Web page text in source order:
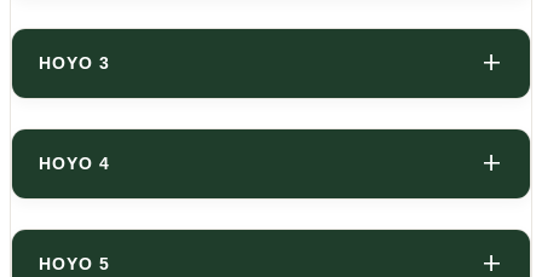
HOYO 3
HOYO 4
HOYO 5